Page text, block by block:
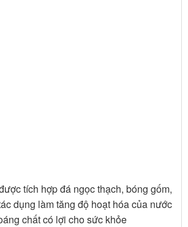
tích hợp đá ngọc thạch, bóng gốm,
dụng làm tăng độ hoạt hóa của nước
chất có lợi cho sức khỏe